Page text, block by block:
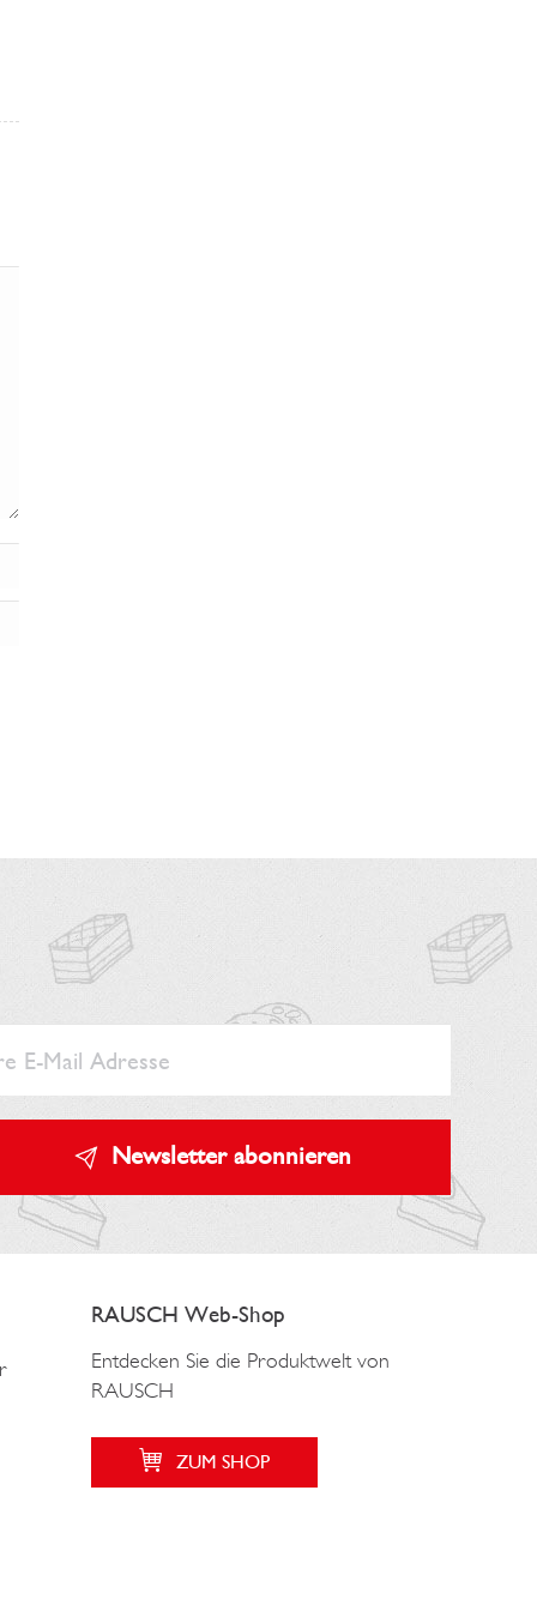
Newsletter abonnieren
RAUSCH Web-Shop
Entdecken Sie die Produktwelt von
RAUSCH
ZUM SHOP